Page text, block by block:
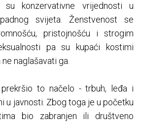
su konzervativne vrijednosti u
svijeta. Ženstvenost se
pristojnošću i strogim
pa su kupaći kostimi
naglašavati ga.
to načelo - trbuh, leđa i
u javnosti. Zbog toga je u početku
bio zabranjen ili društveno